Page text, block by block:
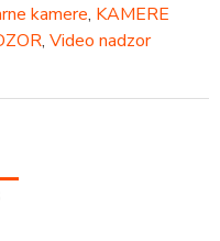
kamere, KAMERE
, Video nadzor